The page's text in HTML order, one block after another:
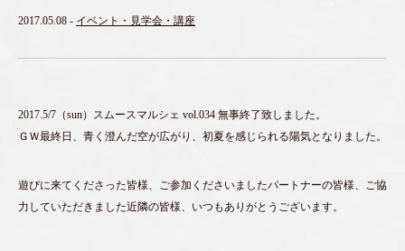
2017.05.08 - イベント・見学会・講座
2017.5/7（sun）スムースマルシェ vol.034 無事終了致しました。
ＧＷ最終日、青く澄んだ空が広がり、初夏を感じられる陽気となりました。
遊びに来てくださった皆様、ご参加くださいましたパートナーの皆様、ご協
力していただきました近隣の皆様、いつもありがとうございます。